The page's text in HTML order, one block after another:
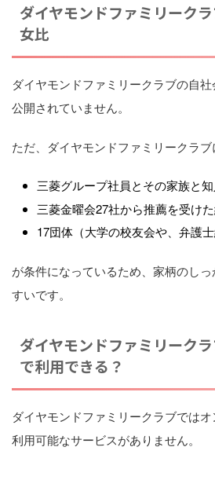
ダイヤモンドファミリーク
女比
ダイヤモンドファミリークラブの自
公開されていません。
ただ、ダイヤモンドファミリークラ
三菱グループ社員とその家族と知
三菱金曜会27社から推薦を受け
17団体（大学の校友会や、弁護士
が条件になっているため、家柄のし
すいです。
ダイヤモンドファミリーク
で利用できる？
ダイヤモンドファミリークラブでは
利用可能なサービスがありません。